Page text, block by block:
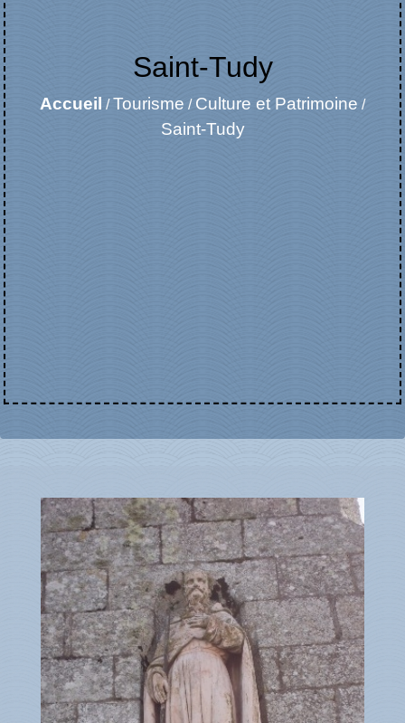
Saint-Tudy
Accueil /Tourisme / Culture et Patrimoine /
Saint-Tudy